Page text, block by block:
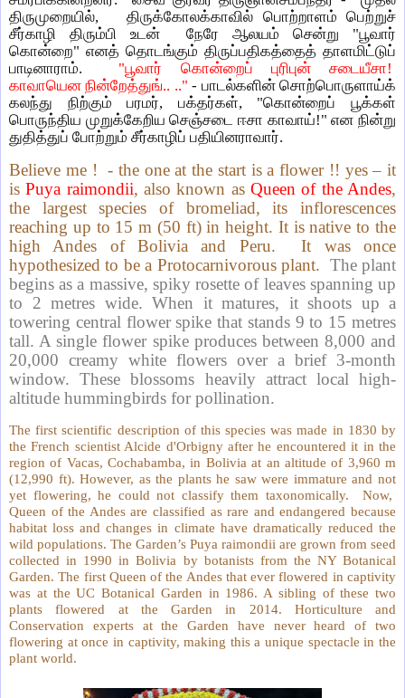
திருமுறையில், திருக்கோலக்காவில் பொற்றாளம் பெற்றுச்
சீர்காழி திரும்பி உடன் நேரே ஆலயம் சென்று "பூவார்
கொன்றை" எனத் தொடங்கும் திருப்பதிகத்தைத் தாளமிட்டுப்
பாடினாராம். "பூவார் கொன்றைப் புரிபுன் சடையீசா!
காவாயென நின்றேத்துங்.. .." - பாடல்களின் சொற்பொருளாய்க்
கலந்து நிற்கும் பரமர், பக்தர்கள், "கொன்றைப் பூக்கள்
பொருந்திய முறுக்கேறிய செஞ்சடை ஈசா காவாய்!" என நின்று
துதித்துப் போற்றும் சீர்காழிப் பதியினராவார்.
Believe me ! - the one at the start is a flower !! yes – it
isPuya raimondii, also known asQueen of the Andes,
the largest species of bromeliad, its inflorescences
reaching up to 15 m (50 ft) in height. It is native to the
high Andes of Bolivia and Peru. It was once
hypothesized to be a Protocarnivorous plant. The plant
begins as a massive, spiky rosette of leaves spanning up
to 2 metres wide. When it matures, it shoots up a
towering central flower spike that stands 9 to 15 metres
tall. A single flower spike produces between 8,000 and
20,000 creamy white flowers over a brief 3-month
window. These blossoms heavily attract local high-
altitude hummingbirds for pollination.
The first scientific description of this species was made in 1830 by
the French scientist Alcide d'Orbigny after he encountered it in the
region of Vacas, Cochabamba, in Bolivia at an altitude of 3,960 m
(12,990 ft). However, as the plants he saw were immature and not
yet flowering, he could not classify them taxonomically. Now,
Queen of the Andes are classified as rare and endangered because
habitat loss and changes in climate have dramatically reduced the
wild populations. The Garden’s Puya raimondii are grown from seed
collected in 1990 in Bolivia by botanists from the NY Botanical
Garden. The first Queen of the Andes that ever flowered in captivity
was at the UC Botanical Garden in 1986. A sibling of these two
plants flowered at the Garden in 2014. Horticulture and
Conservation experts at the Garden have never heard of two
flowering at once in captivity, making this a unique spectacle in the
plant world.